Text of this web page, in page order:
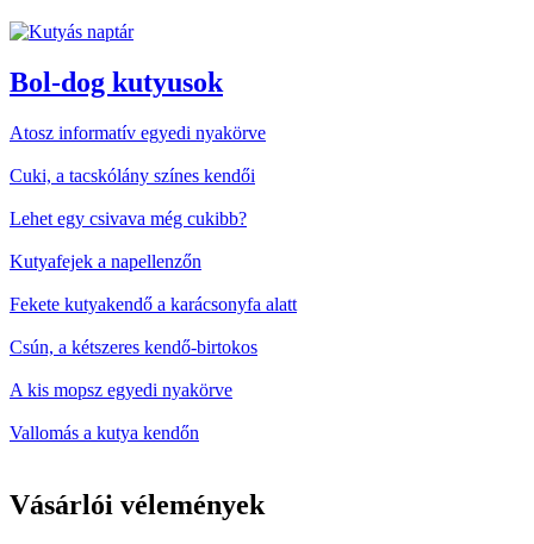
Bol-dog kutyusok
Atosz informatív egyedi nyakörve
Cuki, a tacskólány színes kendői
Lehet egy csivava még cukibb?
Kutyafejek a napellenzőn
Fekete kutyakendő a karácsonyfa alatt
Csún, a kétszeres kendő-birtokos
A kis mopsz egyedi nyakörve
Vallomás a kutya kendőn
Vásárlói vélemények